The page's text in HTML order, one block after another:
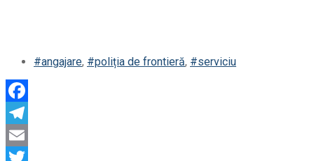
#angajare, #poliția de frontieră, #serviciu